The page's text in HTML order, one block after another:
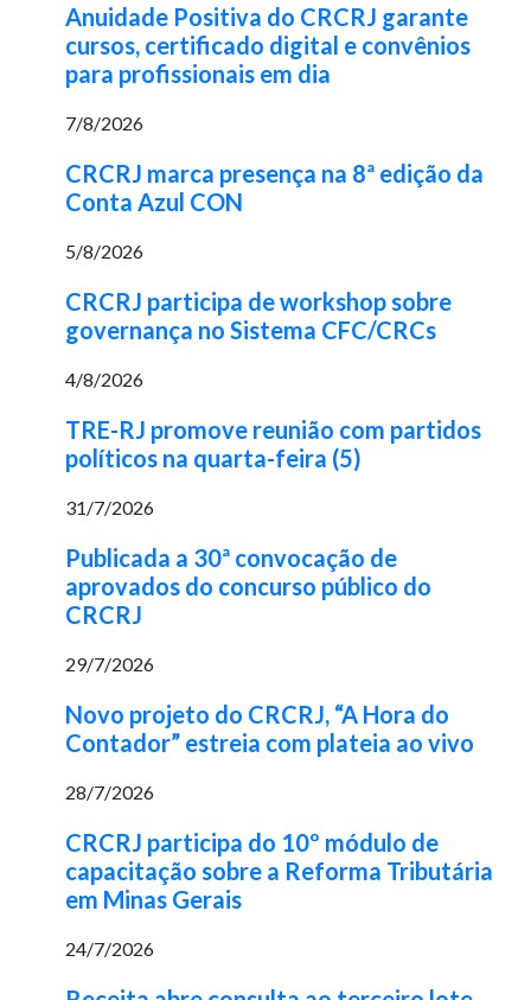
Anuidade Positiva do CRCRJ garante
cursos, certificado digital e convênios
para profissionais em dia
7/8/2026
CRCRJ marca presença na 8ª edição da
Conta Azul CON
5/8/2026
CRCRJ participa de workshop sobre
governança no Sistema CFC/CRCs
4/8/2026
TRE-RJ promove reunião com partidos
políticos na quarta-feira (5)
31/7/2026
Publicada a 30ª convocação de
aprovados do concurso público do
CRCRJ
29/7/2026
Novo projeto do CRCRJ, “A Hora do
Contador” estreia com plateia ao vivo
28/7/2026
CRCRJ participa do 10º módulo de
capacitação sobre a Reforma Tributária
em Minas Gerais
24/7/2026